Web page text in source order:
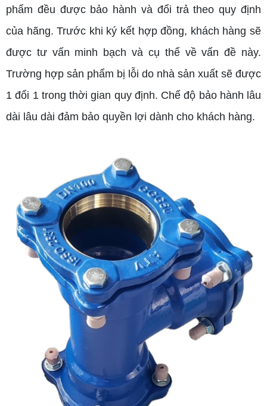
phẩm đều được bảo hành và đổi trả theo quy định
của hãng. Trước khi ký kết hợp đồng, khách hàng sẽ
được tư vấn minh bạch và cụ thể về vấn đề này.
Trường hợp sản phẩm bị lỗi do nhà sản xuất sẽ được
1 đổi 1 trong thời gian quy định. Chế độ bảo hành lâu
dài lâu dài đảm bảo quyền lợi dành cho khách hàng.